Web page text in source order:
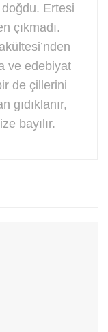
doğdu. Ertesi
çıkmadı.
ve edebiyat
de çillerini
gıdıklanır,
bayılır.